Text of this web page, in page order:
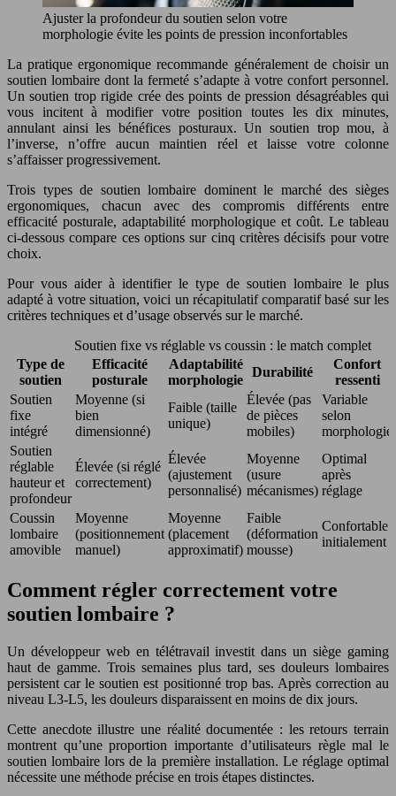
Ajuster la profondeur du soutien selon votre
morphologie évite les points de pression inconfortables
La pratique ergonomique recommande généralement de choisir un
soutien lombaire dont la fermeté s’adapte à votre confort personnel.
Un soutien trop rigide crée des points de pression désagréables qui
vous incitent à modifier votre position toutes les dix minutes,
annulant ainsi les bénéfices posturaux. Un soutien trop mou, à
l’inverse, n’offre aucun maintien réel et laisse votre colonne
s’affaisser progressivement.
Trois types de soutien lombaire dominent le marché des sièges
ergonomiques, chacun avec des compromis différents entre
efficacité posturale, adaptabilité morphologique et coût. Le tableau
ci-dessous compare ces options sur cinq critères décisifs pour votre
choix.
Pour vous aider à identifier le type de soutien lombaire le plus
adapté à votre situation, voici un récapitulatif comparatif basé sur les
critères techniques et d’usage observés sur le marché.
Soutien fixe vs réglable vs coussin : le match complet
Type de
soutien
Efficacité
posturale
Adaptabilité
morphologie
Durabilité
Confort
ressenti
Soutien
fixe
intégré
Moyenne (si
bien
dimensionné)
Faible (taille
unique)
Élevée (pas
de pièces
mobiles)
Variable
selon
morphologie
Soutien
réglable
hauteur et
profondeur
Élevée (si réglé
correctement)
Élevée
(ajustement
personnalisé)
Moyenne
(usure
mécanismes)
Optimal
après
réglage
Coussin
lombaire
amovible
Moyenne
(positionnement
manuel)
Moyenne
(placement
approximatif)
Faible
(déformation
mousse)
Confortable
initialement
Comment régler correctement votre
soutien lombaire ?
Un développeur web en télétravail investit dans un siège gaming
haut de gamme. Trois semaines plus tard, ses douleurs lombaires
persistent car le soutien est positionné trop bas. Après correction au
niveau L3-L5, les douleurs disparaissent en moins de dix jours.
Cette anecdote illustre une réalité documentée : les retours terrain
montrent qu’une proportion importante d’utilisateurs règle mal le
soutien lombaire lors de la première installation. Le réglage optimal
nécessite une méthode précise en trois étapes distinctes.